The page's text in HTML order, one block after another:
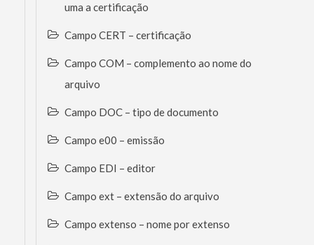
uma a certificação
Campo CERT – certificação
Campo COM – complemento ao nome do
arquivo
Campo DOC – tipo de documento
Campo e00 – emissão
Campo EDI – editor
Campo ext – extensão do arquivo
Campo extenso – nome por extenso